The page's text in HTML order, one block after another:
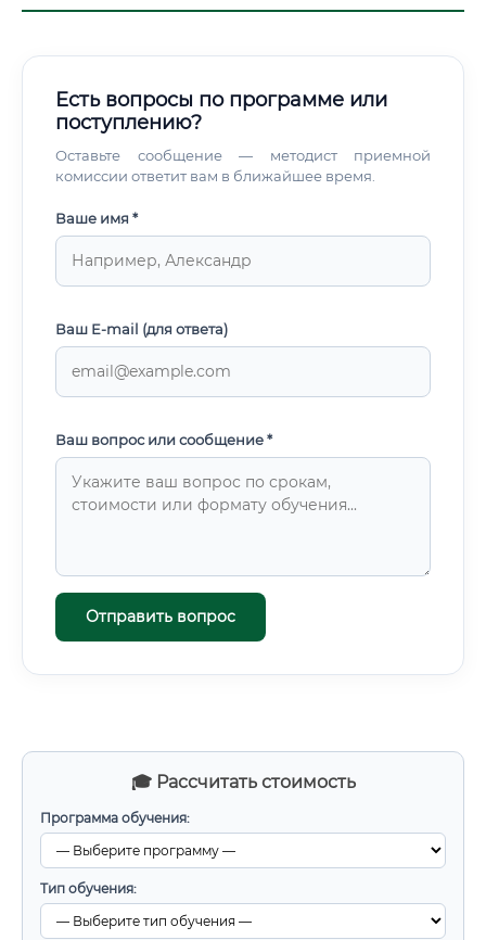
🎓 Рассчитать стоимость
Программа обучения:
Тип обучения:
Есть вопросы по программе или
поступлению?
Оставьте сообщение — методист приемной
комиссии ответит вам в ближайшее время.
Ваше имя *
Ваш E-mail (для ответа)
Ваш вопрос или сообщение *
Отправить вопрос